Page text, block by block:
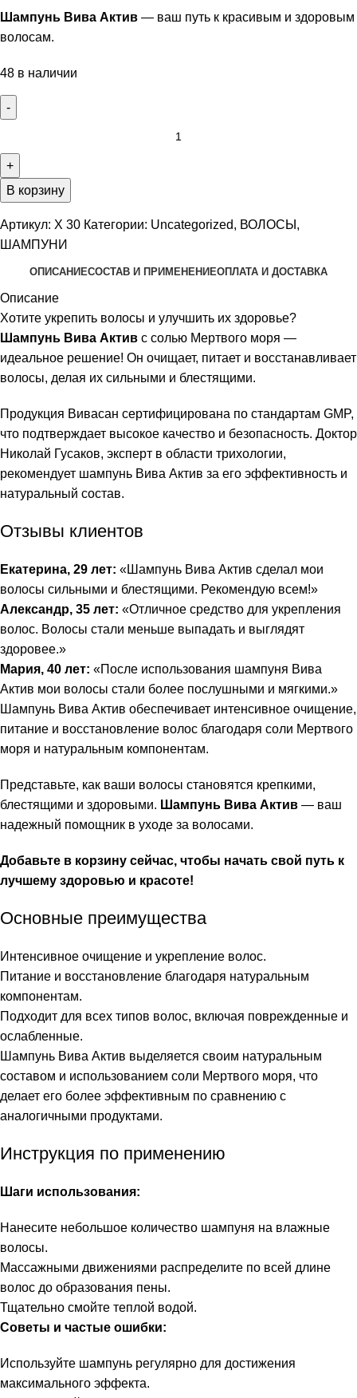
Шампунь Вива Актив — ваш путь к красивым и здоровым
волосам.
48 в наличии
В корзину
Артикул: X 30 Категории: Uncategorized, ВОЛОСЫ ,
ШАМПУНИ
ОПИСАНИЕСОСТАВ И ПРИМЕНЕНИЕОПЛАТА И ДОСТАВКА
Описание
Хотите укрепить волосы и улучшить их здоровье?
Шампунь Вива Актив с солью Мертвого моря —
идеальное решение! Он очищает, питает и восстанавливает
волосы, делая их сильными и блестящими.
Продукция Вивасан сертифицирована по стандартам GMP,
что подтверждает высокое качество и безопасность. Доктор
Николай Гусаков, эксперт в области трихологии,
рекомендует шампунь Вива Актив за его эффективность и
натуральный состав.
Отзывы клиентов
Екатерина, 29 лет: «Шампунь Вива Актив сделал мои
волосы сильными и блестящими. Рекомендую всем!»
Александр, 35 лет: «Отличное средство для укрепления
волос. Волосы стали меньше выпадать и выглядят
здоровее.»
Мария, 40 лет: «После использования шампуня Вива
Актив мои волосы стали более послушными и мягкими.»
Шампунь Вива Актив обеспечивает интенсивное очищение,
питание и восстановление волос благодаря соли Мертвого
моря и натуральным компонентам.
Представьте, как ваши волосы становятся крепкими,
блестящими и здоровыми. Шампунь Вива Актив — ваш
надежный помощник в уходе за волосами.
Добавьте в корзину сейчас, чтобы начать свой путь к
лучшему здоровью и красоте!
Основные преимущества
Интенсивное очищение и укрепление волос.
Питание и восстановление благодаря натуральным
компонентам.
Подходит для всех типов волос, включая поврежденные и
ослабленные.
Шампунь Вива Актив выделяется своим натуральным
составом и использованием соли Мертвого моря, что
делает его более эффективным по сравнению с
аналогичными продуктами.
Инструкция по применению
Шаги использования:
Нанесите небольшое количество шампуня на влажные
волосы.
Массажными движениями распределите по всей длине
волос до образования пены.
Тщательно смойте теплой водой.
Советы и частые ошибки:
Используйте шампунь регулярно для достижения
максимального эффекта.